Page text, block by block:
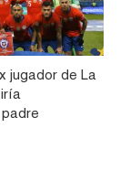
jugador de La